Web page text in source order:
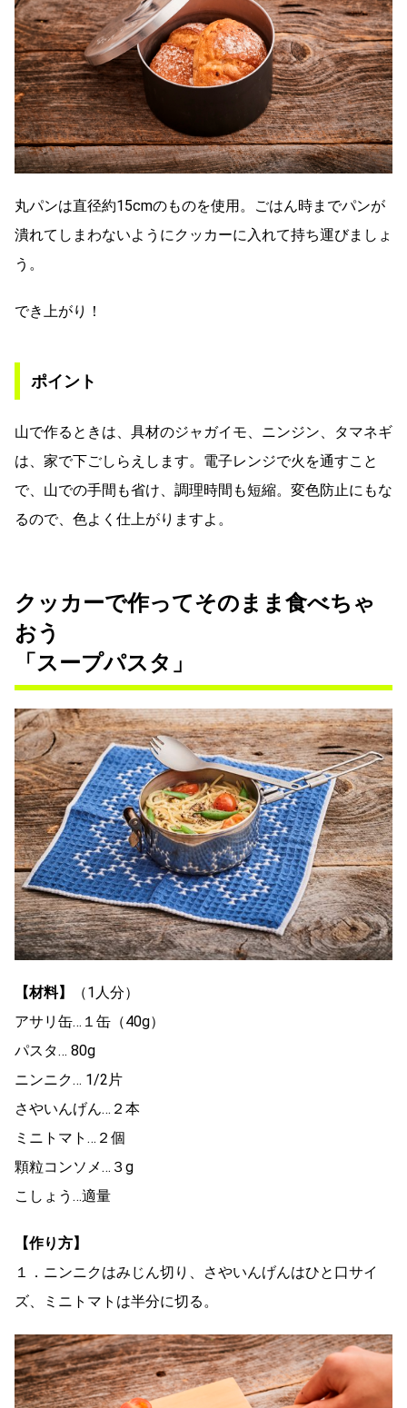
丸パンは直径約15cmのものを使用。ごはん時までパンが
潰れてしまわないようにクッカーに入れて持ち運びましょ
う。
でき上がり！
ポイント
山で作るときは、具材のジャガイモ、ニンジン、タマネギ
は、家で下ごしらえします。電子レンジで火を通すこと
で、山での手間も省け、調理時間も短縮。変色防止にもな
るので、色よく仕上がりますよ。
クッカーで作ってそのまま食べちゃ
おう
「スープパスタ」
【材料】
（1人分）
アサリ缶…１缶（40g）
パスタ… 80g
ニンニク… 1/2片
さやいんげん…２本
ミニトマト…２個
顆粒コンソメ…３g
こしょう…適量
【作り方】
１．ニンニクはみじん切り、さやいんげんはひと口サイ
ズ、ミニトマトは半分に切る。